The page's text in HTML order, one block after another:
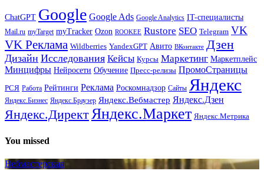
ChatGPT Google Google Ads Google Analytics IT-специалисты
Mail.ru myTarget myTracker Ozon ROOKEE Rustore SEO Telegram VK
VK Реклама Wildberries YandexGPT Авито ВКонтакте Дзен
Дизайн Исследования Кейсы Курсы Маркетинг Маркетплейс
Минцифры Нейросети Обучение Пресс-релизы ПромоСтраницы
РСЯ Работа Рейтинги Реклама Роскомнадзор Сайты Яндекс
Яндекс.Бизнес Яндекс.Браузер Яндекс.Вебмастер Яндекс.Дзен
Яндекс.ДиректЯндекс.Маркет Яндекс.Метрика
You missed
Вебмастерская